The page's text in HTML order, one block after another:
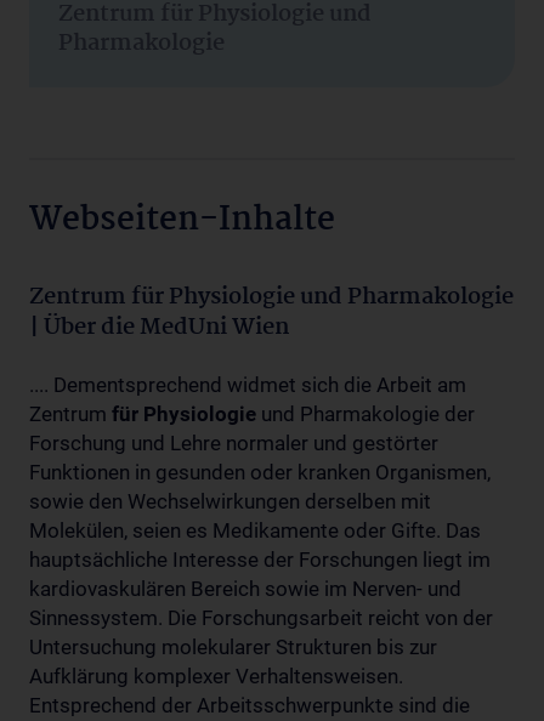
Zentrum für Physiologie und
Pharmakologie
Webseiten-Inhalte
Zentrum für Physiologie und Pharmakologie
| Über die MedUni Wien
.... Dementsprechend widmet sich die Arbeit am
Zentrum für Physiologie und Pharmakologie der
Forschung und Lehre normaler und gestörter
Funktionen in gesunden oder kranken Organismen,
sowie den Wechselwirkungen derselben mit
Molekülen, seien es Medikamente oder Gifte. Das
hauptsächliche Interesse der Forschungen liegt im
kardiovaskulären Bereich sowie im Nerven- und
Sinnessystem. Die Forschungsarbeit reicht von der
Untersuchung molekularer Strukturen bis zur
Aufklärung komplexer Verhaltensweisen.
Entsprechend der Arbeitsschwerpunkte sind die